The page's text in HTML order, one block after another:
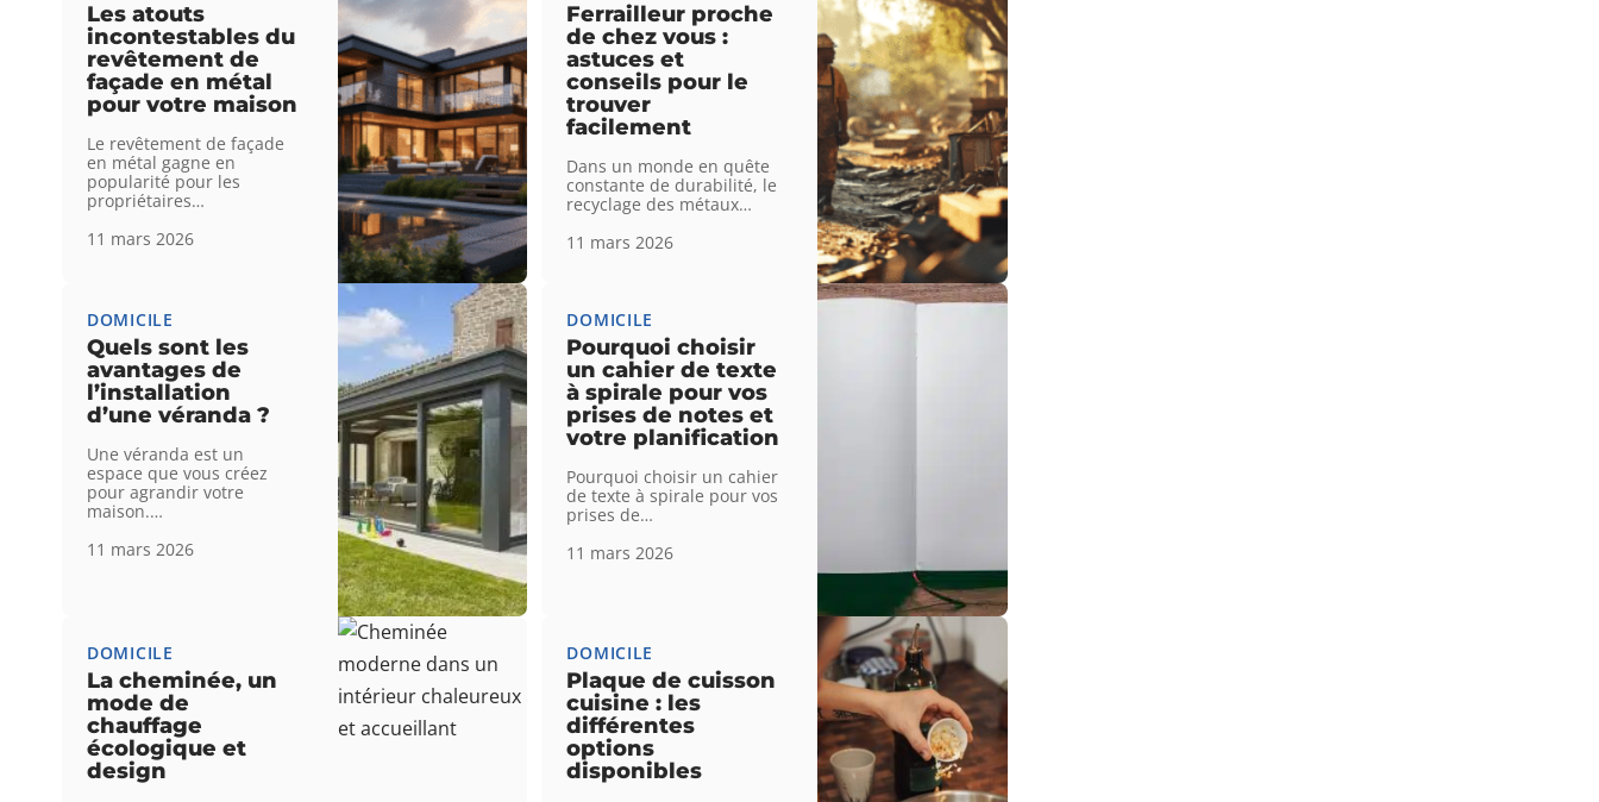
Les atouts
incontestables du
revêtement de
façade en métal
pour votre maison
Le revêtement de façade
en métal gagne en
popularité pour les
propriétaires…
11 mars 2026
Ferrailleur proche
de chez vous :
astuces et
conseils pour le
trouver
facilement
Dans un monde en quête
constante de durabilité, le
recyclage des métaux…
11 mars 2026
DOMICILE
Quels sont les
avantages de
l’installation
d’une véranda ?
Une véranda est un
espace que vous créez
pour agrandir votre
maison.…
11 mars 2026
DOMICILE
Pourquoi choisir
un cahier de texte
à spirale pour vos
prises de notes et
votre planification
Pourquoi choisir un cahier
de texte à spirale pour vos
prises de…
11 mars 2026
DOMICILE
La cheminée, un
mode de
chauffage
écologique et
design
DOMICILE
Plaque de cuisson
cuisine : les
différentes
options
disponibles